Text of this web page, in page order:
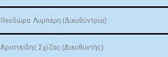
Θεοδώρα Λυμπέρη (Διευθύντρια)
Αριστείδης Σχίζας (Διευθυντής)